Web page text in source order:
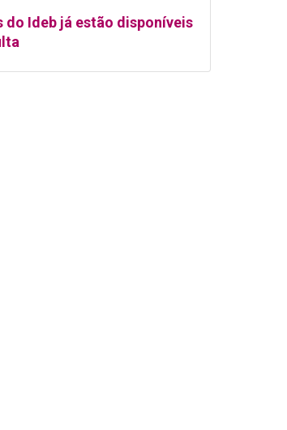
do Ideb já estão disponíveis